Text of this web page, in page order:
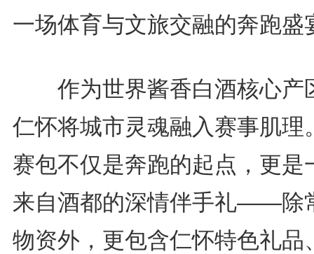
一场体育与文旅交融的奔跑盛
作为世界酱香白酒核心产
仁怀将城市灵魂融入赛事肌理
赛包不仅是奔跑的起点，更是
来自酒都的深情伴手礼——除
物资外，更包含仁怀特色礼品